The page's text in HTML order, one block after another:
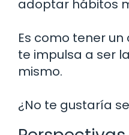
adoptar hábitos
Es como tener
te impulsa a ser
mismo.
¿No te gustaría